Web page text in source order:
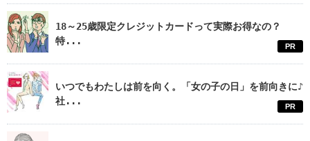
18～25歳限定クレジットカードって実際お得なの？
特...
PR
いつでもわたしは前を向く。「女の子の日」を前向きに♪
社...
PR